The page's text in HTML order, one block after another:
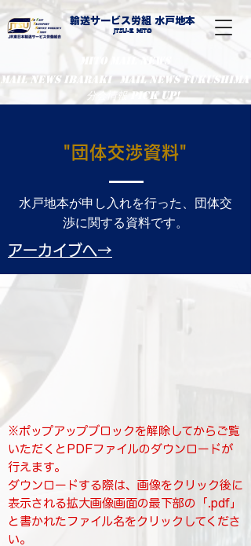
輸送サービス労組 水戸地本
​Jtsu-E Mito
MITO MAIL NEWS
MaiL NEWS IBARAKI
MaiL NEWS FUKUSHIMA
分会情報 PIcK UP!
"団体交渉資料"
水戸地本が申し入れを行った、団体交
渉に関する資料です。
アーカイブへ→
※ポップアップブロックを解除してからご覧
いただくとPDFファイルのダウンロードが
行えます。
​ダウンロードする際は、画像をクリック後に
表示される拡大画像画面の最下部の「.pdf」
と書かれたファイル名をクリックしてくださ
い。